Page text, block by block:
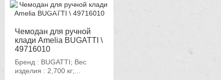
Чемодан для ручной
клади Amelia BUGATTI \
49716010
Бренд : BUGATTI; Вес
изделия : 2,700 кг;...
-12%